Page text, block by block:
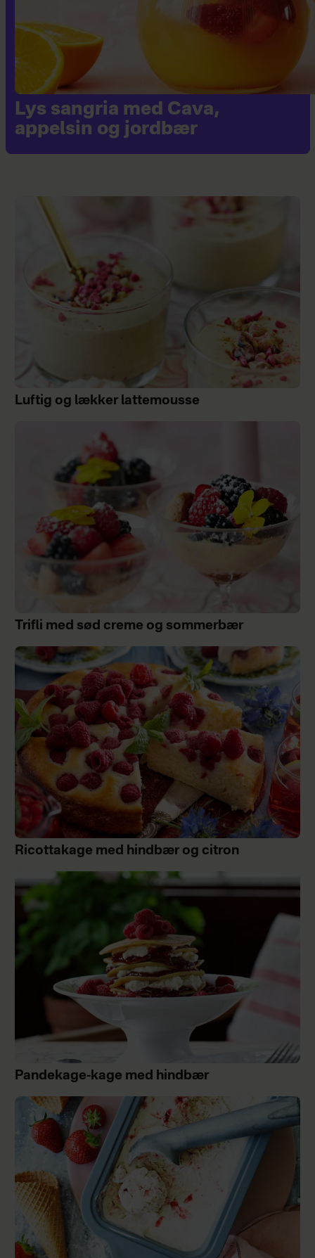
Lys sangria med Cava,
appelsin og jordbær
Luftig og lækker lattemousse
Trifli med sød creme og sommerbær
Ricottakage med hindbær og citron
Pandekage-kage med hindbær